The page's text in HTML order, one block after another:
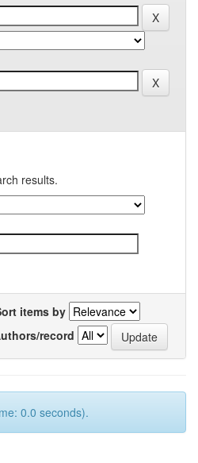
results.
items by
record
0.0 seconds).